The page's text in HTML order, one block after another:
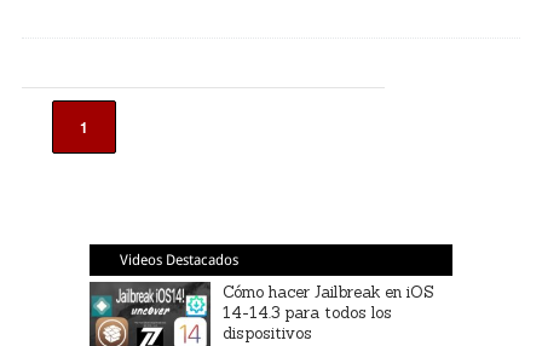
1
Videos Destacados
Cómo hacer Jailbreak en iOS
14-14.3 para todos los
dispositivos